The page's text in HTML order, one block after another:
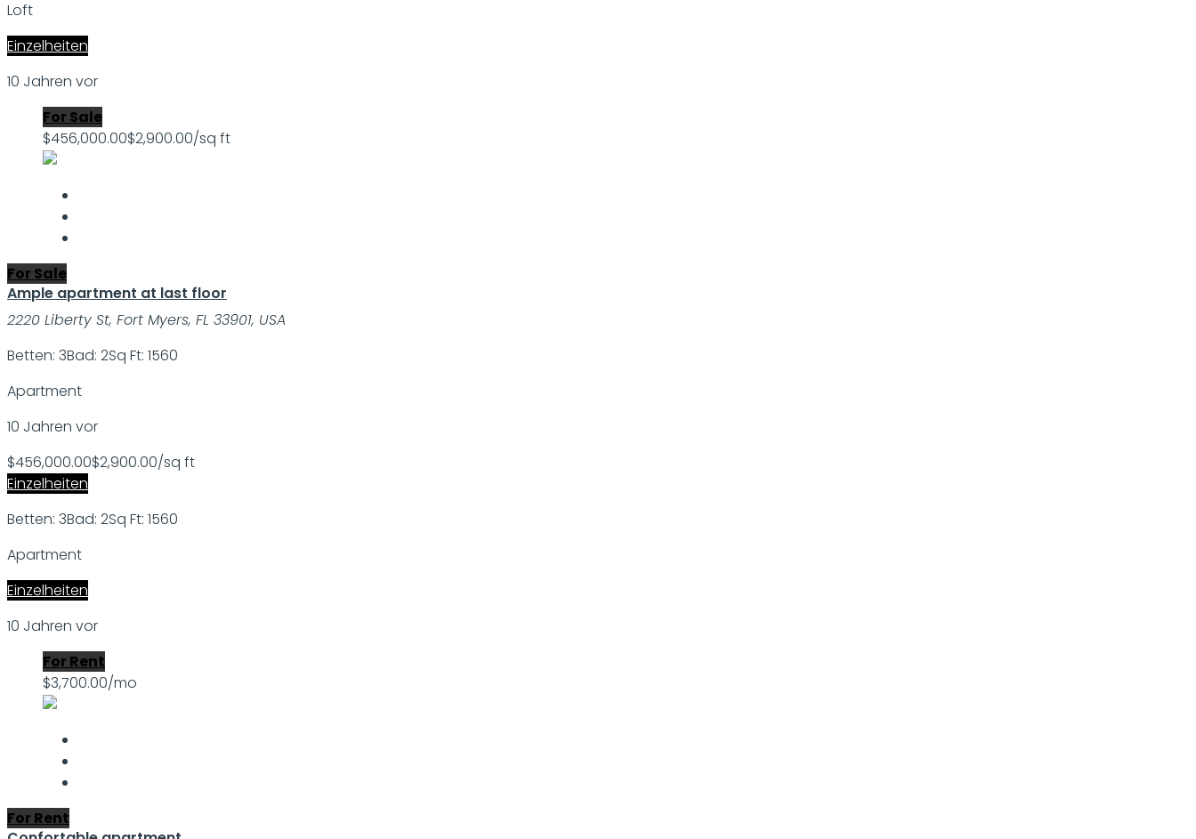
Loft
Einzelheiten
10 Jahren vor
For Sale
$456,000.00$2,900.00/sq ft
For Sale
Ample apartment at last floor
2220 Liberty St, Fort Myers, FL 33901, USA
Betten: 3Bad: 2Sq Ft: 1560
Apartment
10 Jahren vor
$456,000.00$2,900.00/sq ft
Einzelheiten
Betten: 3Bad: 2Sq Ft: 1560
Apartment
Einzelheiten
10 Jahren vor
For Rent
$3,700.00/mo
For Rent